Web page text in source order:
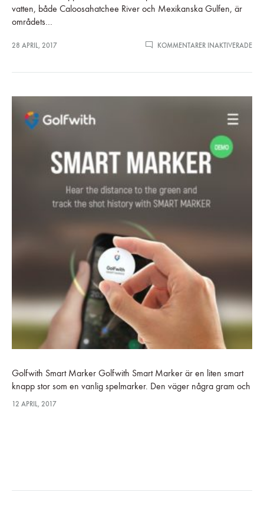
vatten, både Caloosahatchee River och Mexikanska Gulfen, är
områdets…
28 APRIL, 2017 KOMMENTARER INAKTIVERADEFÖR
Golfwith Smart Marker Golfwith Smart Marker är en liten smart
knapp stor som en vanlig spelmarker. Den väger några gram och
man har den fickan. När som helst på banan…
12 APRIL, 2017